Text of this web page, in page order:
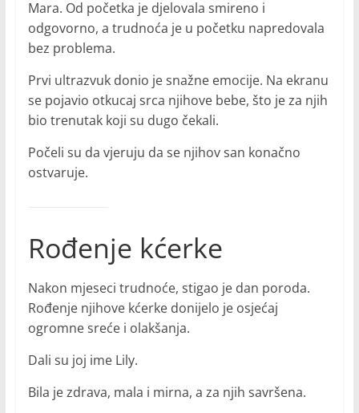
Mara. Od početka je djelovala smireno i
odgovorno, a trudnoća je u početku napredovala
bez problema.
Prvi ultrazvuk donio je snažne emocije. Na ekranu
se pojavio otkucaj srca njihove bebe, što je za njih
bio trenutak koji su dugo čekali.
Počeli su da vjeruju da se njihov san konačno
ostvaruje.
Rođenje kćerke
Nakon mjeseci trudnoće, stigao je dan poroda.
Rođenje njihove kćerke donijelo je osjećaj
ogromne sreće i olakšanja.
Dali su joj ime Lily.
Bila je zdrava, mala i mirna, a za njih savršena.